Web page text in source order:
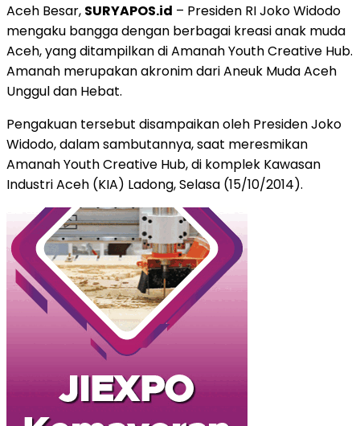
Aceh Besar, SURYAPOS.id – Presiden RI Joko Widodo
mengaku bangga dengan berbagai kreasi anak muda
Aceh, yang ditampilkan di Amanah Youth Creative Hub.
Amanah merupakan akronim dari Aneuk Muda Aceh
Unggul dan Hebat.
Pengakuan tersebut disampaikan oleh Presiden Joko
Widodo, dalam sambutannya, saat meresmikan
Amanah Youth Creative Hub, di komplek Kawasan
Industri Aceh (KIA) Ladong, Selasa (15/10/2014).